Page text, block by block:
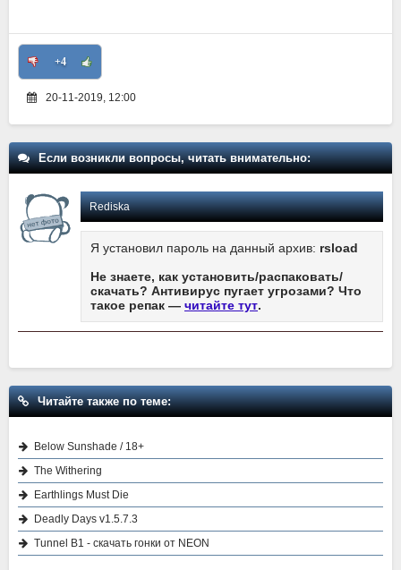
+4
20-11-2019, 12:00
Если возникли вопросы, читать внимательно:
Rediska
Я установил пароль на данный архив: rsload
Не знаете, как установить/распаковать/
скачать? Антивирус пугает угрозами? Что
такое репак — читайте тут.
Читайте также по теме:
Below Sunshade / 18+
The Withering
Earthlings Must Die
Deadly Days v1.5.7.3
Tunnel B1 - скачать гонки от NEON